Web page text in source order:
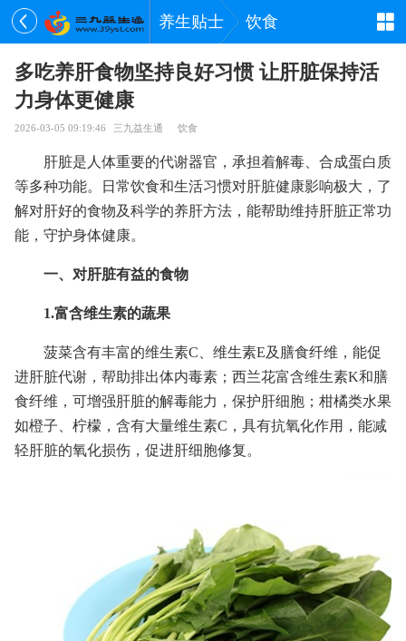
养生贴士 饮食
多吃养肝食物坚持良好习惯 让肝脏保持活
力身体更健康
2026-03-05 09:19:46 三九益生通 饮食
肝脏是人体重要的代谢器官，承担着解毒、合成蛋白质
等多种功能。日常饮食和生活习惯对肝脏健康影响极大，了
解对肝好的食物及科学的养肝方法，能帮助维持肝脏正常功
能，守护身体健康。
一、对肝脏有益的食物
1.富含维生素的蔬果
菠菜含有丰富的维生素C、维生素E及膳食纤维，能促
进肝脏代谢，帮助排出体内毒素；西兰花富含维生素K和膳
食纤维，可增强肝脏的解毒能力，保护肝细胞；柑橘类水果
如橙子、柠檬，含有大量维生素C，具有抗氧化作用，能减
轻肝脏的氧化损伤，促进肝细胞修复。